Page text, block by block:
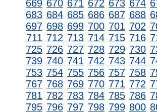
669 670 671 672 673 674
683 684 685 686 687 688
697 698 699 700 701 702
711 712 713 714 715 716
725 726 727 728 729 730
739 740 741 742 743 744
753 754 755 756 757 758
767 768 769 770 771 772
781 782 783 784 785 786
795 796 797 798 799 800